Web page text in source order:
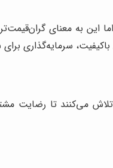
این به معنای
سرمایه‌گذاری
تلاش می‌کنند تا